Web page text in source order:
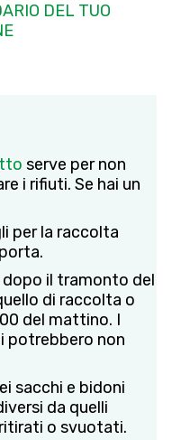
DEL TUO
serve per non
i rifiuti. Se hai un
per la raccolta
dopo il tramonto del
di raccolta o
del mattino. I
potrebbero non
sacchi e bidoni
da quelli
o svuotati.